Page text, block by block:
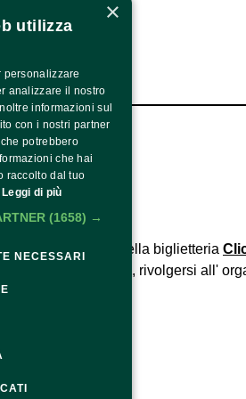
all'acquisto della biglietteria
e l'evento, rivolgersi all'
×
utilizza
personalizzare
analizzare il nostro
informazioni sul
con i nostri partner
potrebbero
che hai
raccolto dal tuo
Leggi di più
(1658) →
NECESSARI